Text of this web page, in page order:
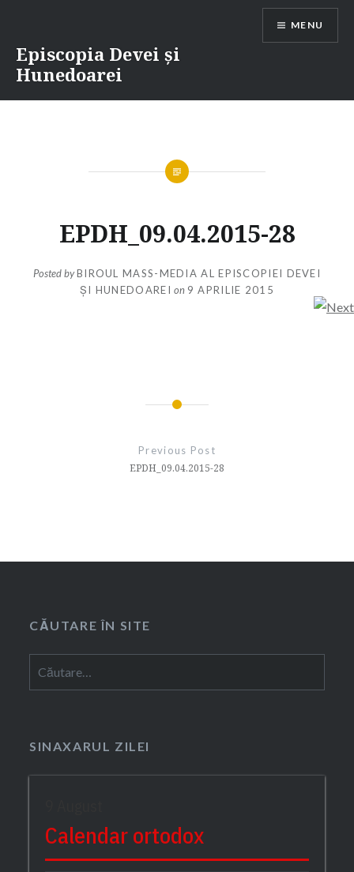
content
Episcopia Devei și
Hunedoarei
MENU
EPDH_09.04.2015-28
Posted byBIROUL MASS-MEDIA AL EPISCOPIEI DEVEI
ȘI HUNEDOAREI on 9 APRILIE 2015
Previous Post
EPDH_09.04.2015-28
CĂUTARE ÎN SITE
după:
SINAXARUL ZILEI
Calendar ortodox